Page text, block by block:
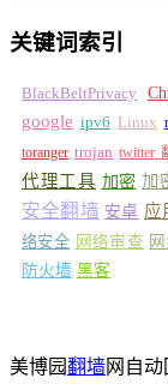
关键词索引
BlackBeltPrivacy
google ipv6 Linux
toranger trojan twitter
代理工具 加密 加
安全翻墙 安卓 应
络安全 网络审查
防火墙 黑客
美博园翻墙网自